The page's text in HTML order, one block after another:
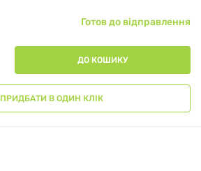
Готов до відправлення
ДО КОШИКУ
ПРИДБАТИ В ОДИН КЛІК